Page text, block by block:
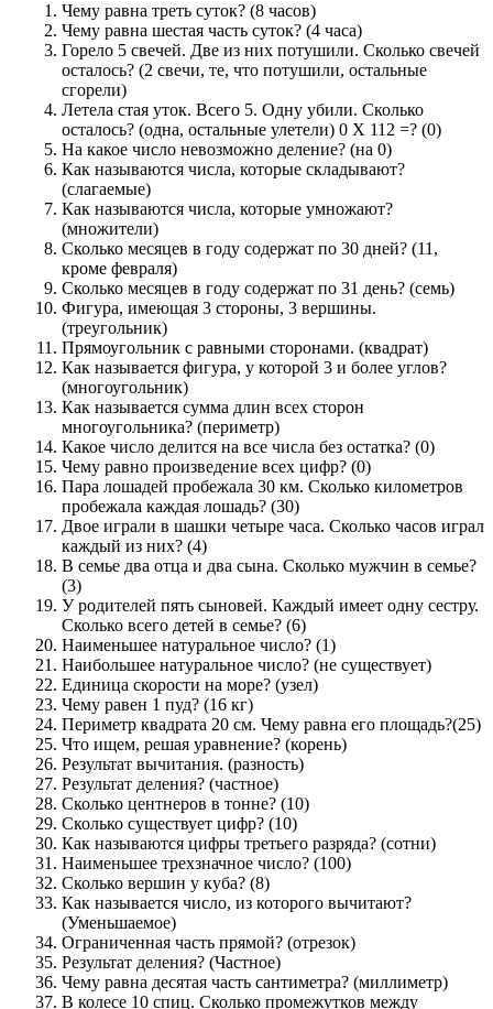
Чему равна треть суток? (8 часов)
Чему равна шестая часть суток? (4 часа)
Горело 5 свечей. Две из них потушили. Сколько свечей
осталось? (2 свечи, те, что потушили, остальные
сгорели)
Летела стая уток. Всего 5. Одну убили. Сколько
осталось? (одна, остальные улетели) 0 Х 112 =? (0)
На какое число невозможно деление? (на 0)
Как называются числа, которые складывают?
(слагаемые)
Как называются числа, которые умножают?
(множители)
Сколько месяцев в году содержат по 30 дней? (11,
кроме февраля)
Сколько месяцев в году содержат по 31 день? (семь)
Фигура, имеющая 3 стороны, 3 вершины.
(треугольник)
Прямоугольник с равными сторонами. (квадрат)
Как называется фигура, у которой 3 и более углов?
(многоугольник)
Как называется сумма длин всех сторон
многоугольника? (периметр)
Какое число делится на все числа без остатка? (0)
Чему равно произведение всех цифр? (0)
Пара лошадей пробежала 30 км. Сколько километров
пробежала каждая лошадь? (30)
Двое играли в шашки четыре часа. Сколько часов играл
каждый из них? (4)
В семье два отца и два сына. Сколько мужчин в семье?
(3)
У родителей пять сыновей. Каждый имеет одну сестру.
Сколько всего детей в семье? (6)
Наименьшее натуральное число? (1)
Наибольшее натуральное число? (не существует)
Единица скорости на море? (узел)
Чему равен 1 пуд? (16 кг)
Периметр квадрата 20 см. Чему равна его площадь?(25)
Что ищем, решая уравнение? (корень)
Результат вычитания. (разность)
Результат деления? (частное)
Сколько центнеров в тонне? (10)
Сколько существует цифр? (10)
Как называются цифры третьего разряда? (сотни)
Наименьшее трехзначное число? (100)
Сколько вершин у куба? (8)
Как называется число, из которого вычитают?
(Уменьшаемое)
Ограниченная часть прямой? (отрезок)
Результат деления? (Частное)
Чему равна десятая часть сантиметра? (миллиметр)
В колесе 10 спиц. Сколько промежутков между